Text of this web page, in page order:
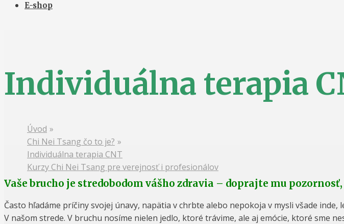
E-shop
Individuálna terapia
Úvod »
Chi Nei Tsang čo to je? »
Individuálna terapia CNT
Kurzy Chi Nei Tsang pre verejnosť i profesionálov
Vaše brucho je stredobodom vášho zdravia – doprajte mu
Často hľadáme príčiny svojej únavy, napätia v chrbte alebo nepokoja v mysli všade inde,
V našom strede. V bruchu nosíme nielen jedlo, ktoré trávime, ale aj emócie, ktoré sme